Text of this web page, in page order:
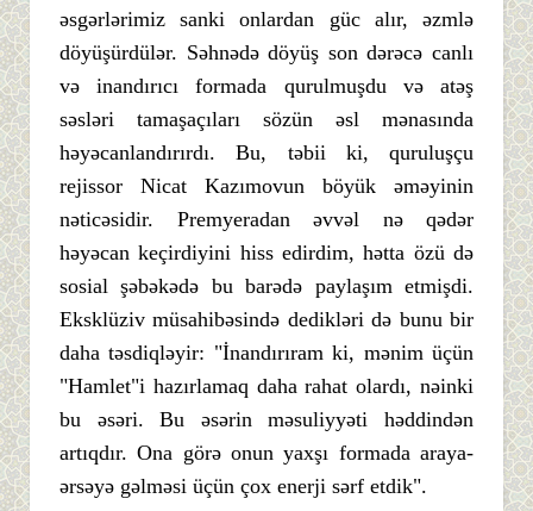
əsgərlərimiz sanki onlardan güc alır, əzmlə
döyüşürdülər. Səhnədə döyüş son dərəcə canlı
və inandırıcı formada qurulmuşdu və atəş
səsləri tamaşaçıları sözün əsl mənasında
həyəcanlandırırdı. Bu, təbii ki, quruluşçu
rejissor Nicat Kazımovun böyük əməyinin
nəticəsidir. Premyeradan əvvəl nə qədər
həyəcan keçirdiyini hiss edirdim, hətta özü də
sosial şəbəkədə bu barədə paylaşım etmişdi.
Eksklüziv müsahibəsində dedikləri də bunu bir
daha təsdiqləyir: "İnandırıram ki, mənim üçün
"Hamlet"i hazırlamaq daha rahat olardı, nəinki
bu əsəri. Bu əsərin məsuliyyəti həddindən
artıqdır. Ona görə onun yaxşı formada araya-
ərsəyə gəlməsi üçün çox enerji sərf etdik".